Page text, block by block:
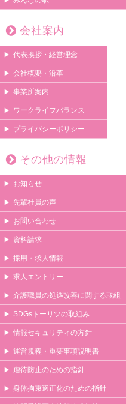
会社案内
代表挨拶・経営理念
会社概要・沿革
事業所案内
ワークライフバランス
プライバシーポリシー
その他の情報
お知らせ
先輩社員の声
お問い合わせ
資料請求
採用・求人情報
求人エントリー
介護職員の処遇改善に関する取組
SDGsトーリツの取組み
情報セキュリティの方針
運営規程・重要事項説明書
虐待防止のための指針
身体拘束適正化のための指針